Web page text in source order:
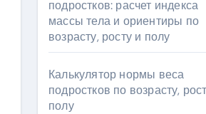
подростков: расчет индекса
массы тела и ориентиры по
возрасту, росту и полу
Калькулятор нормы веса
подростков по возрасту,
полу